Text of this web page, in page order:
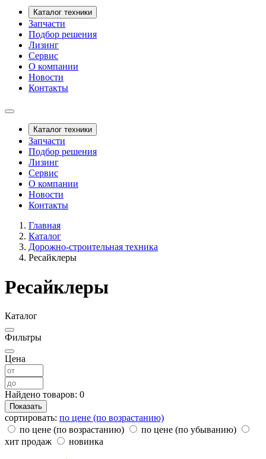
Каталог техники
Запчасти
Подбор решения
Лизинг
Сервис
О компании
Новости
Контакты
Каталог техники
Запчасти
Подбор решения
Лизинг
Сервис
О компании
Новости
Контакты
Главная
Каталог
Дорожно-строительная техника
Ресайклеры
Ресайклеры
Каталог
Фильтры
Цена
Найдено товаров: 0
сортировать: по цене (по возрастанию)
по цене (по возрастанию)
по цене (по убыванию)
хит продаж
новинка